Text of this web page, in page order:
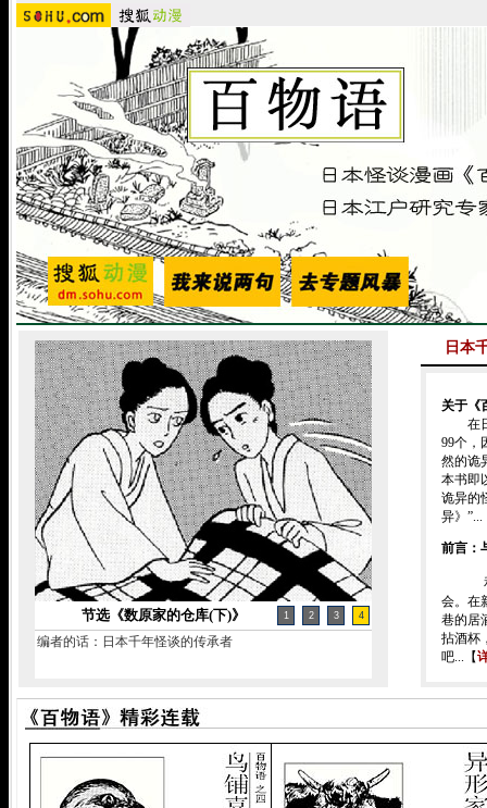
节选《数原家的仓库(下)》 1 2 3 4
编者的话：日本千年怪谈的传承者
日本
关于《
在日
99个，
然的诡
本书即
诡异的
异》”...
前言：
和杉
会。在
巷的居
拈酒杯
吧...【